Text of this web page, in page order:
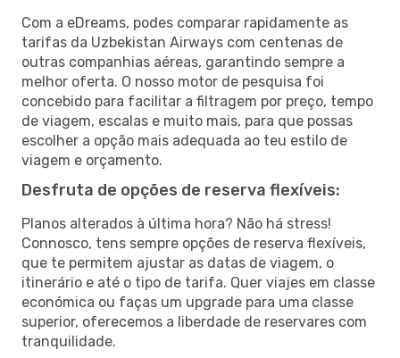
Com a eDreams, podes comparar rapidamente as
tarifas da Uzbekistan Airways com centenas de
outras companhias aéreas, garantindo sempre a
melhor oferta. O nosso motor de pesquisa foi
concebido para facilitar a filtragem por preço, tempo
de viagem, escalas e muito mais, para que possas
escolher a opção mais adequada ao teu estilo de
viagem e orçamento.
Desfruta de opções de reserva flexíveis:
Planos alterados à última hora? Não há stress!
Connosco, tens sempre opções de reserva flexíveis,
que te permitem ajustar as datas de viagem, o
itinerário e até o tipo de tarifa. Quer viajes em classe
económica ou faças um upgrade para uma classe
superior, oferecemos a liberdade de reservares com
tranquilidade.